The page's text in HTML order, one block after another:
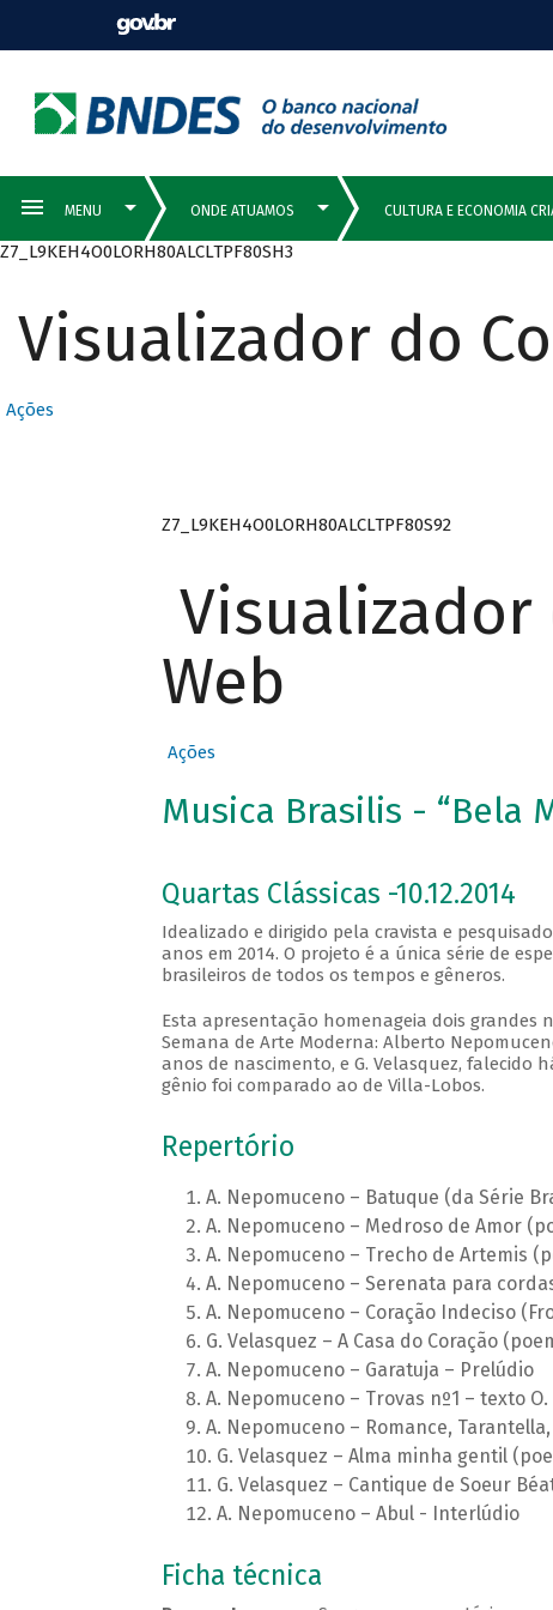
Z7_L9KEH4O0LORH80ALCLTPF80SH3
Visualizador do
Ações
Z7_L9KEH4O0LORH80ALCLTPF80S92
Web
Ações
Musica Brasilis - “Bela
Quartas Clássicas -10.12.2014
Idealizado e dirigido pela cravista e
anos em 2014. O projeto é a única série de
brasileiros de todos os tempos e gêneros.
Esta apresentação homenageia dois grandes
Semana de Arte Moderna: Alberto
anos de nascimento, e G. Velasquez, falecido
gênio foi comparado ao de Villa-Lobos.
Repertório
A. Nepomuceno – Batuque (da Série
A. Nepomuceno – Medroso de Amor
A. Nepomuceno – Trecho de Artemis
A. Nepomuceno – Serenata para
A. Nepomuceno – Coração Indeciso
G. Velasquez – A Casa do Coração
A. Nepomuceno – Garatuja – Prelúdio
A. Nepomuceno – Trovas nº1 – texto
A. Nepomuceno – Romance,
G. Velasquez – Alma minha gentil
G. Velasquez – Cantique de Soeur
A. Nepomuceno – Abul - Interlúdio
Ficha técnica